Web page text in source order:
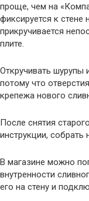
проще, чем на
фиксируется к стене
прикручивается
плите.
Откручивать шурупы
потому что
крепежа нового
После снятия
инструкции, собрать
В магазине можно
внутренности
его на стену и